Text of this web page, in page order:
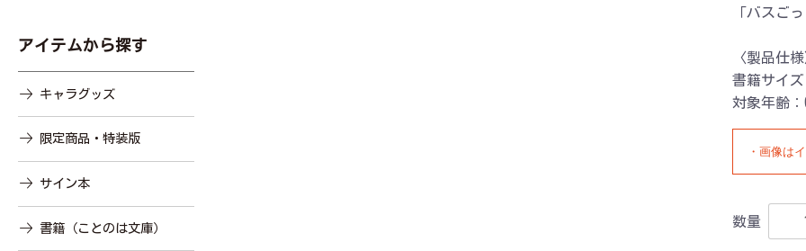
アイテムから探す
キャラグッズ
限定商品・特装版
サイン本
書籍（ことのは文庫）
「バスご
〈製品仕様
書籍サイズ
対象年齢：
・画像は
数量